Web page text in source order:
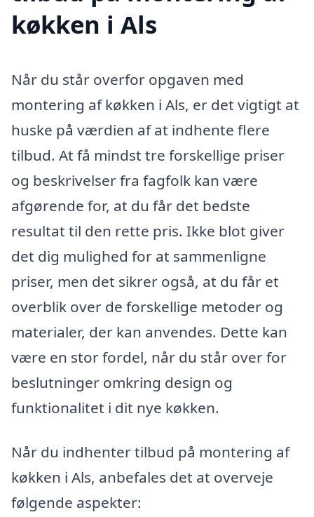
køkken i Als
Når du står overfor opgaven med
montering af køkken i Als, er det vigtigt at
huske på værdien af at indhente flere
tilbud. At få mindst tre forskellige priser
og beskrivelser fra fagfolk kan være
afgørende for, at du får det bedste
resultat til den rette pris. Ikke blot giver
det dig mulighed for at sammenligne
priser, men det sikrer også, at du får et
overblik over de forskellige metoder og
materialer, der kan anvendes. Dette kan
være en stor fordel, når du står over for
beslutninger omkring design og
funktionalitet i dit nye køkken.
Når du indhenter tilbud på montering af
køkken i Als, anbefales det at overveje
følgende aspekter: